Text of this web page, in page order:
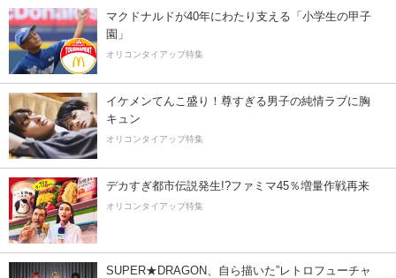
マクドナルドが40年にわたり支える「小学生の甲子
園」
オリコンタイアップ特集
イケメンてんこ盛り！尊すぎる男子の純情ラブに胸
キュン
オリコンタイアップ特集
デカすぎ都市伝説発生!?ファミマ45％増量作戦再来
オリコンタイアップ特集
SUPER★DRAGON、自ら描いた”レトロフューチャ